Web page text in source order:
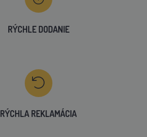
RÝCHLE DODANIE
RÝCHLA REKLAMÁCIA